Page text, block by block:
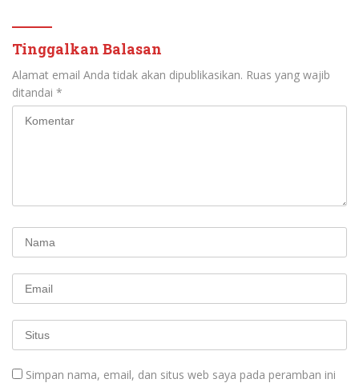
Tinggalkan Balasan
Alamat email Anda tidak akan dipublikasikan. Ruas yang wajib
ditandai *
Simpan nama, email, dan situs web saya pada peramban ini